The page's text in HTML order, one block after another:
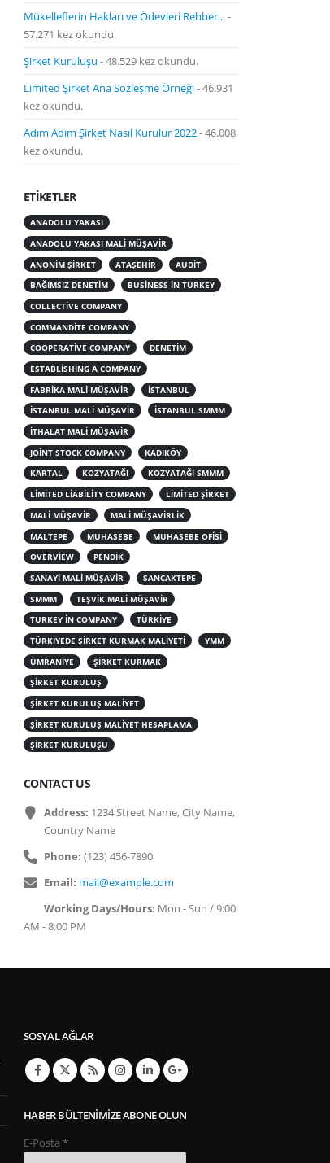
Mükelleflerin Hakları ve Ödevleri Rehber...-
57.271 kez okundu.
Şirket Kuruluşu - 48.529 kez okundu.
Limited Şirket Ana Sözleşme Örneği- 46.931
kez okundu.
Adım Adım Şirket Nasıl Kurulur 2022- 46.008
kez okundu.
ETIKETLER
ANADOLU YAKASI
ANADOLU YAKASI MALI MÜŞAVIR
ANONIM ŞIRKET
ATAŞEHIR
AUDIT
BAĞIMSIZ DENETIM
BUSINESS IN TURKEY
COLLECTIVE COMPANY
COMMANDITE COMPANY
COOPERATIVE COMPANY
DENETIM
ESTABLISHING A COMPANY
FABRIKA MALI MÜŞAVIR
ISTANBUL
ISTANBUL MALI MÜŞAVIR
ISTANBUL SMMM
ITHALAT MALI MÜŞAVIR
JOINT STOCK COMPANY
KADIKÖY
KARTAL
KOZYATAĞI
KOZYATAĞI SMMM
LIMITED LIABILITY COMPANY
LIMITED ŞIRKET
MALI MÜŞAVIR
MALI MÜŞAVIRLIK
MALTEPE
MUHASEBE
MUHASEBE OFISI
OVERVIEW
PENDIK
SANAYI MALI MÜŞAVIR
SANCAKTEPE
SMMM
TEŞVIK MALI MÜŞAVIR
TURKEY IN COMPANY
TÜRKIYE
TÜRKIYEDE ŞIRKET KURMAK MALIYETI
YMM
ÜMRANIYE
ŞIRKET KURMAK
ŞIRKET KURULUŞ
ŞIRKET KURULUŞ MALIYET
ŞIRKET KURULUŞ MALIYET HESAPLAMA
ŞIRKET KURULUŞU
CONTACT US
Address: 1234 Street Name, City Name,
Country Name
Phone: (123) 456-7890
Email: mail@example.com
Working Days/Hours: Mon - Sun / 9:00
AM - 8:00 PM
SOSYAL AĞLAR
HABER BÜLTENIMIZE ABONE OLUN
E-Posta *